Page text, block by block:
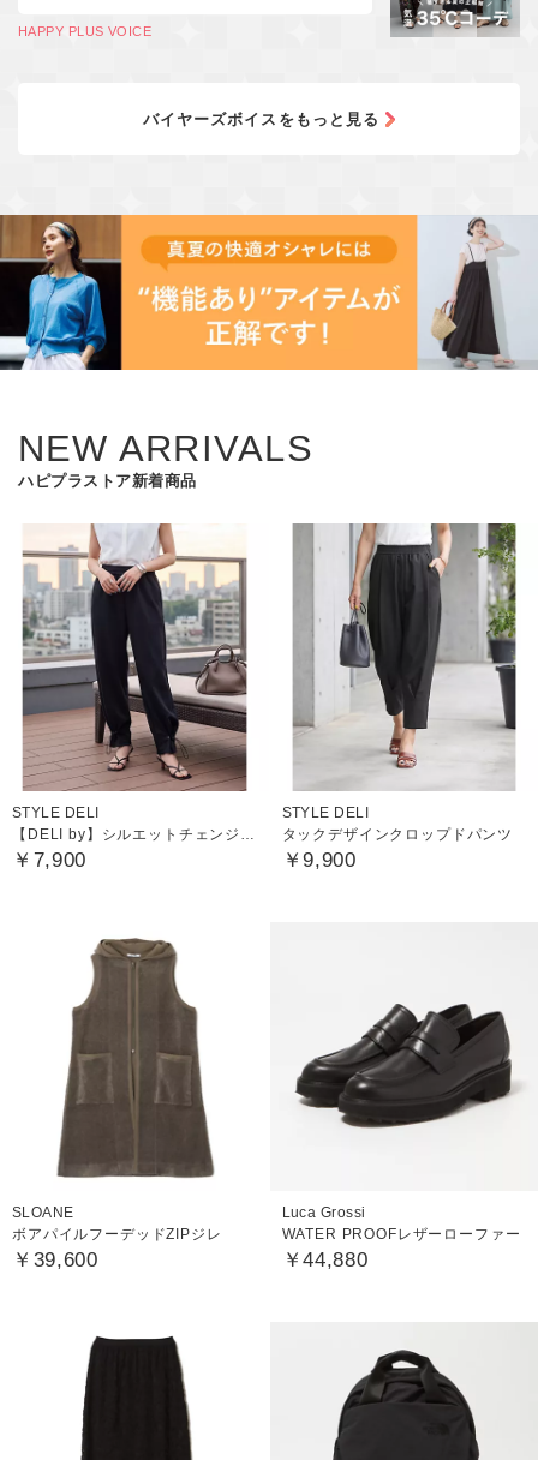
HAPPY PLUS VOICE
バイヤーズボイスをもっと見る
NEW ARRIVALS
ハピプラストア新着商品
STYLE DELI
【DELI by】シルエットチェンジイージージョグパンツ
￥7,900
STYLE DELI
タックデザインクロップドパンツ
￥9,900
SLOANE
ボアパイルフーデッドZIPジレ
￥39,600
Luca Grossi
WATER PROOFレザーローファー
￥44,880